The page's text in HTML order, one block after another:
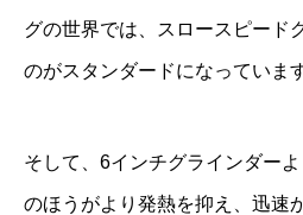
グの世界では、スロースピード
のがスタンダードになっています
そして、6インチグラインダー
のほうがより発熱を抑え、迅速